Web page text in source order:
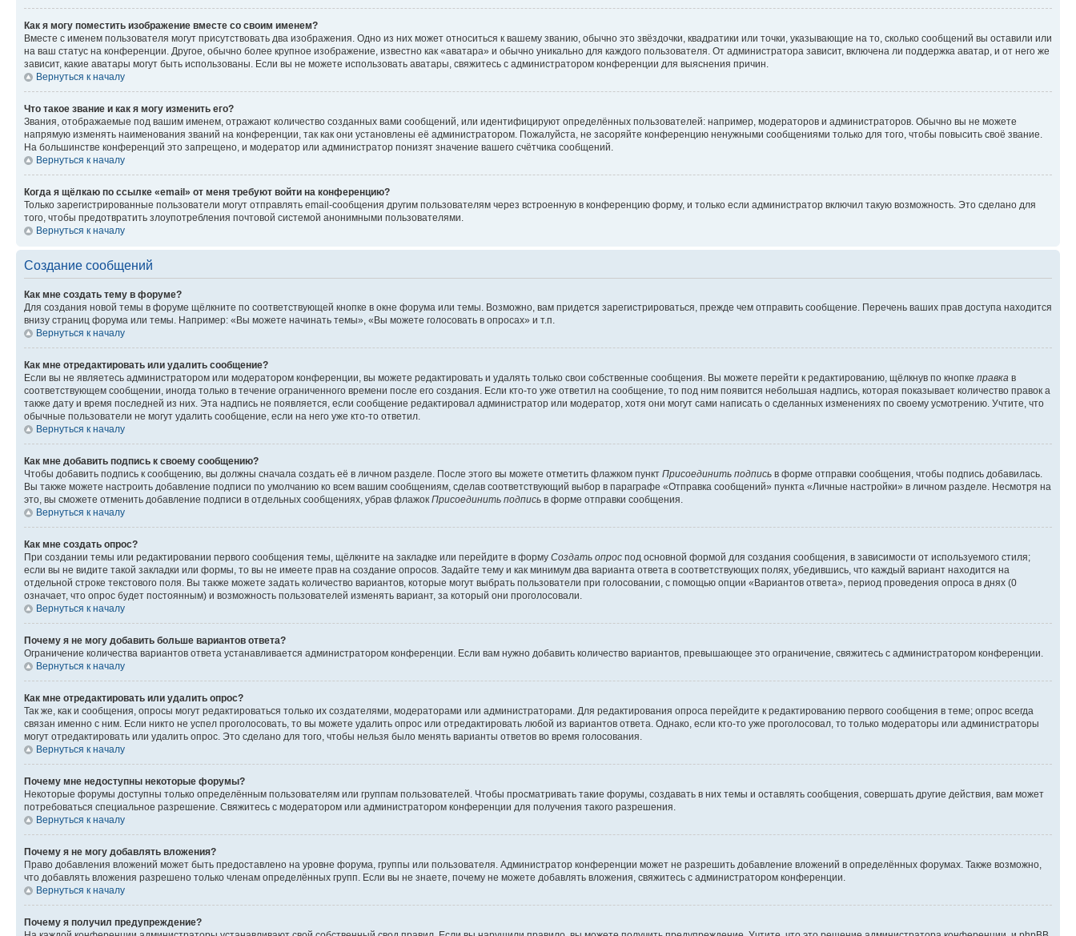
Как я могу поместить изображение вместе со своим именем?
Вместе с именем пользователя могут присутствовать два изображения. Одно из них может относиться к вашему званию, обычно это звёздочки, квадратики или точки, указывающие на то, сколько сообщений вы оставили или
на ваш статус на конференции. Другое, обычно более крупное изображение, известно как «аватара» и обычно уникально для каждого пользователя. От администратора зависит, включена ли поддержка аватар, и от него же
зависит, какие аватары могут быть использованы. Если вы не можете использовать аватары, свяжитесь с администратором конференции для выяснения причин.
Вернуться к началу
Что такое звание и как я могу изменить его?
Звания, отображаемые под вашим именем, отражают количество созданных вами сообщений, или идентифицируют определённых пользователей: например, модераторов и администраторов. Обычно вы не можете
напрямую изменять наименования званий на конференции, так как они установлены её администратором. Пожалуйста, не засоряйте конференцию ненужными сообщениями только для того, чтобы повысить своё звание.
На большинстве конференций это запрещено, и модератор или администратор понизят значение вашего счётчика сообщений.
Вернуться к началу
Когда я щёлкаю по ссылке «email» от меня требуют войти на конференцию?
Только зарегистрированные пользователи могут отправлять email-сообщения другим пользователям через встроенную в конференцию форму, и только если администратор включил такую возможность. Это сделано для
того, чтобы предотвратить злоупотребления почтовой системой анонимными пользователями.
Вернуться к началу
Создание сообщений
Как мне создать тему в форуме?
Для создания новой темы в форуме щёлкните по соответствующей кнопке в окне форума или темы. Возможно, вам придется зарегистрироваться, прежде чем отправить сообщение. Перечень ваших прав доступа находится
внизу страниц форума или темы. Например: «Вы можете начинать темы», «Вы можете голосовать в опросах» и т.п.
Вернуться к началу
Как мне отредактировать или удалить сообщение?
Если вы не являетесь администратором или модератором конференции, вы можете редактировать и удалять только свои собственные сообщения. Вы можете перейти к редактированию, щёлкнув по кнопке правка в
соответствующем сообщении, иногда только в течение ограниченного времени после его создания. Если кто-то уже ответил на сообщение, то под ним появится небольшая надпись, которая показывает количество правок а
также дату и время последней из них. Эта надпись не появляется, если сообщение редактировал администратор или модератор, хотя они могут сами написать о сделанных изменениях по своему усмотрению. Учтите, что
обычные пользователи не могут удалить сообщение, если на него уже кто-то ответил.
Вернуться к началу
Как мне добавить подпись к своему сообщению?
Чтобы добавить подпись к сообщению, вы должны сначала создать её в личном разделе. После этого вы можете отметить флажком пункт Присоединить подпись в форме отправки сообщения, чтобы подпись добавилась.
Вы также можете настроить добавление подписи по умолчанию ко всем вашим сообщениям, сделав соответствующий выбор в параграфе «Отправка сообщений» пункта «Личные настройки» в личном разделе. Несмотря на
это, вы сможете отменить добавление подписи в отдельных сообщениях, убрав флажок Присоединить подпись в форме отправки сообщения.
Вернуться к началу
Как мне создать опрос?
При создании темы или редактировании первого сообщения темы, щёлкните на закладке или перейдите в форму Создать опрос под основной формой для создания сообщения, в зависимости от используемого стиля;
если вы не видите такой закладки или формы, то вы не имеете прав на создание опросов. Задайте тему и как минимум два варианта ответа в соответствующих полях, убедившись, что каждый вариант находится на
отдельной строке текстового поля. Вы также можете задать количество вариантов, которые могут выбрать пользователи при голосовании, с помощью опции «Вариантов ответа», период проведения опроса в днях (0
означает, что опрос будет постоянным) и возможность пользователей изменять вариант, за который они проголосовали.
Вернуться к началу
Почему я не могу добавить больше вариантов ответа?
Ограничение количества вариантов ответа устанавливается администратором конференции. Если вам нужно добавить количество вариантов, превышающее это ограничение, свяжитесь с администратором конференции.
Вернуться к началу
Как мне отредактировать или удалить опрос?
Так же, как и сообщения, опросы могут редактироваться только их создателями, модераторами или администраторами. Для редактирования опроса перейдите к редактированию первого сообщения в теме; опрос всегда
связан именно с ним. Если никто не успел проголосовать, то вы можете удалить опрос или отредактировать любой из вариантов ответа. Однако, если кто-то уже проголосовал, то только модераторы или администраторы
могут отредактировать или удалить опрос. Это сделано для того, чтобы нельзя было менять варианты ответов во время голосования.
Вернуться к началу
Почему мне недоступны некоторые форумы?
Некоторые форумы доступны только определённым пользователям или группам пользователей. Чтобы просматривать такие форумы, создавать в них темы и оставлять сообщения, совершать другие действия, вам может
потребоваться специальное разрешение. Свяжитесь с модератором или администратором конференции для получения такого разрешения.
Вернуться к началу
Почему я не могу добавлять вложения?
Право добавления вложений может быть предоставлено на уровне форума, группы или пользователя. Администратор конференции может не разрешить добавление вложений в определённых форумах. Также возможно,
что добавлять вложения разрешено только членам определённых групп. Если вы не знаете, почему не можете добавлять вложения, свяжитесь с администратором конференции.
Вернуться к началу
Почему я получил предупреждение?